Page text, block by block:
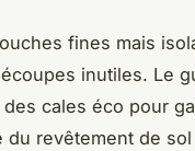
fines mais
inutiles. Le
cales éco pour
revêtement de